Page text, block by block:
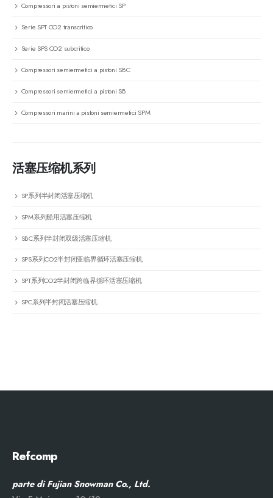
Compressori a pistoni semiermetici SP
Serie SPT CO2 transcritico
Serie SPS CO2 subcritico
Compressori semiermetici a pistoni SBC
Compressori semiermetici a pistoni SB
Compressori marini a pistoni semiermetici SPM
活塞压缩机系列
SP系列半封闭活塞压缩机
SPM系列船用活塞压缩机
SBC系列半封闭双级活塞压缩机
SPS系列CO2半封闭亚临界循环活塞压缩机
SPT系列CO2半封闭跨临界循环活塞压缩机
SPC系列半封闭活塞压缩机
Refcomp
parte di Fujian Snowman Co., Ltd.